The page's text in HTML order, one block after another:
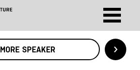
MORE SPEAKER